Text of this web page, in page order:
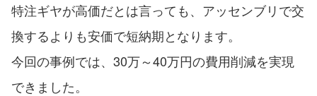
特注ギヤが高価だとは言っても、アッセンブリで交
換するよりも安価で短納期となります。
今回の事例では、30万～40万円の費用削減を実現
できました。